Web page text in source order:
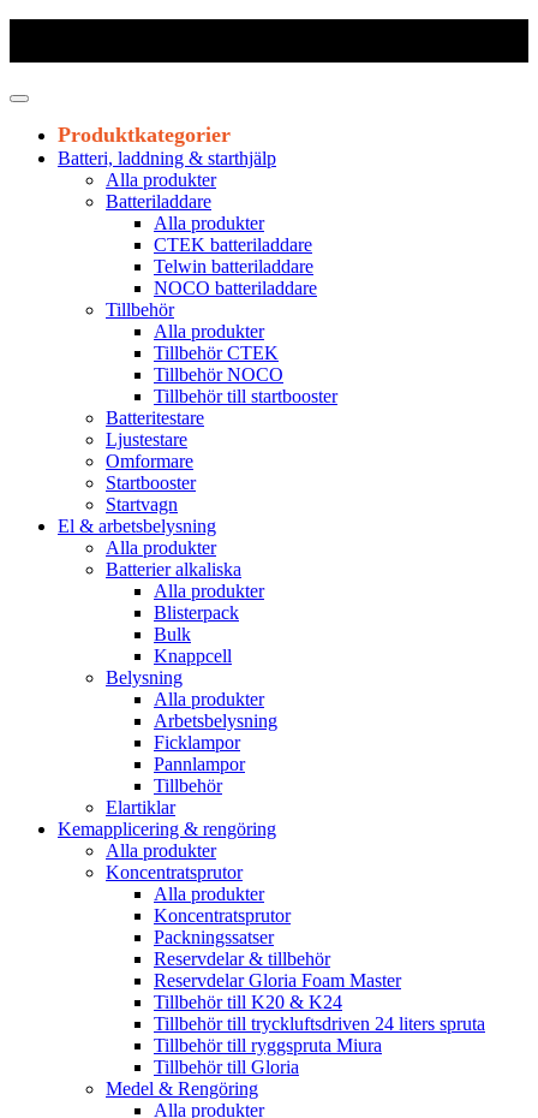
Produktkategorier
Batteri, laddning & starthjälp
Alla produkter
Batteriladdare
Alla produkter
CTEK batteriladdare
Telwin batteriladdare
NOCO batteriladdare
Tillbehör
Alla produkter
Tillbehör CTEK
Tillbehör NOCO
Tillbehör till startbooster
Batteritestare
Ljustestare
Omformare
Startbooster
Startvagn
El & arbetsbelysning
Alla produkter
Batterier alkaliska
Alla produkter
Blisterpack
Bulk
Knappcell
Belysning
Alla produkter
Arbetsbelysning
Ficklampor
Pannlampor
Tillbehör
Elartiklar
Kemapplicering & rengöring
Alla produkter
Koncentratsprutor
Alla produkter
Koncentratsprutor
Packningssatser
Reservdelar & tillbehör
Reservdelar Gloria Foam Master
Tillbehör till K20 & K24
Tillbehör till tryckluftsdriven 24 liters spruta
Tillbehör till ryggspruta Miura
Tillbehör till Gloria
Medel & Rengöring
Alla produkter